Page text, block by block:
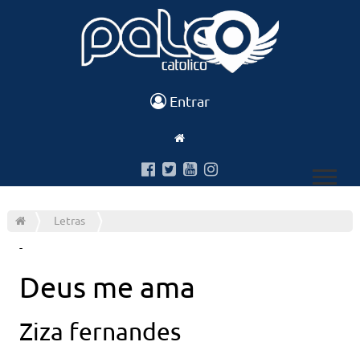
Entrar
Letras
-
Deus me ama
Ziza fernandes